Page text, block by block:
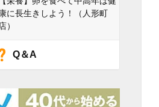
康に長生きしよう！（人形町
店）
Q＆A